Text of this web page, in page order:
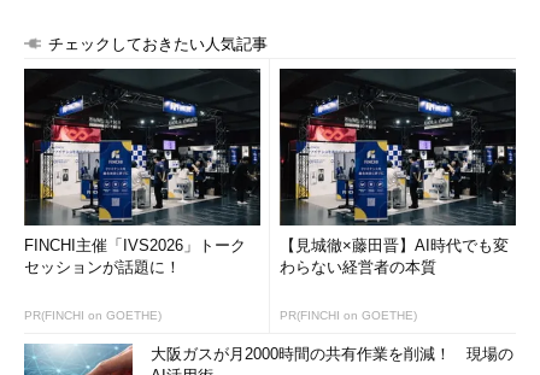
変換した表の部分を別のWord文書にコピーする（1）
PDFファイルからWord文書に変換した表をコピーして、別
のWord文書に貼り付ける。
チェックしておきたい人気記事
FINCHI主催「IVS2026」トーク
セッションが話題に！
PR(FINCHI on GOETHE)
【見城徹×藤田晋】AI時代でも変
わらない経営者の本質
PR(FINCHI on GOETHE)
大阪ガスが月2000時間の共有作業を削減！ 現場の